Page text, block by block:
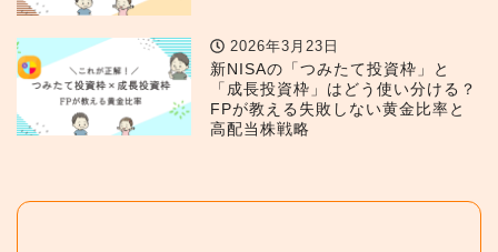
2026年3月23日
新NISAの「つみたて投資枠」と
「成長投資枠」はどう使い分ける？
FPが教える失敗しない黄金比率と
高配当株戦略